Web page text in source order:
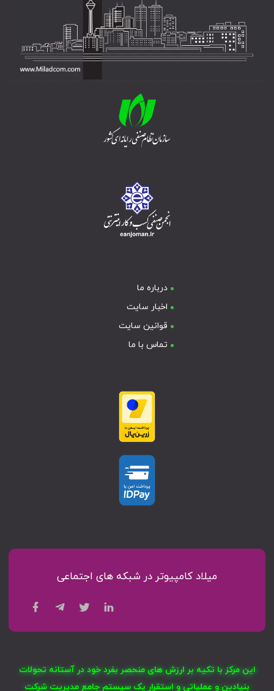
درباره ما
اخبار سایت
قوانین سایت
تماس با ما
میلاد کامپیوتر در شبکه های اجتماعی
این مرکز با تکیه بر ارزش های منحصر بفرد خود در آستانه تحولات
بنیادین و عملیاتی و استقرار یک سیستم جامع مدیریت شرکت